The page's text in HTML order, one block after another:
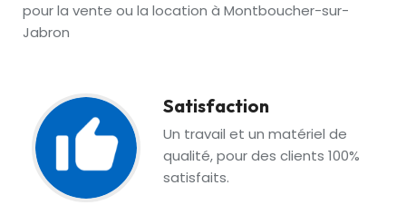
pour la vente ou la location à Montboucher-sur-
Jabron
Satisfaction
Un travail et un matériel de
qualité, pour des clients 100%
satisfaits.